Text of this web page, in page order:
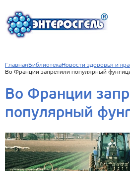
Главная БиблиотекаНовости здоровья и
Во Франции запретили популярный
Во Франции
популярный